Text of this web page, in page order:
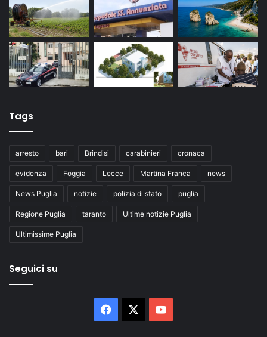
Tags
arresto bari Brindisi carabinieri cronaca
evidenza Foggia Lecce Martina Franca news
News Puglia notizie polizia di stato puglia
Regione Puglia taranto Ultime notizie Puglia
Ultimissime Puglia
Seguici su
Facebook